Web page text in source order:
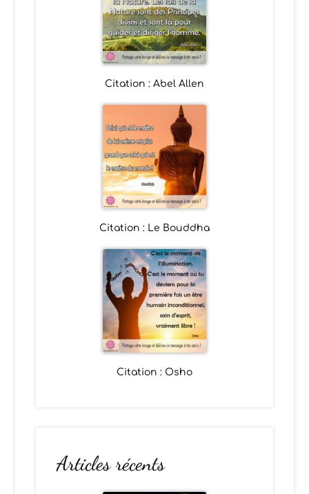
Citation : Abel Allen
Citation : Le Bouddha
Citation : Osho
Articles récents